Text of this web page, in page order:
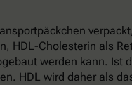
HDL-Cholesterin als
werden kann. Ist
HDL wird daher als